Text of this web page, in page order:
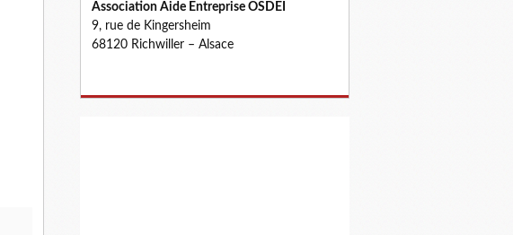
Association Aide Entreprise OSDEI
9, rue de Kingersheim
68120 Richwiller – Alsace